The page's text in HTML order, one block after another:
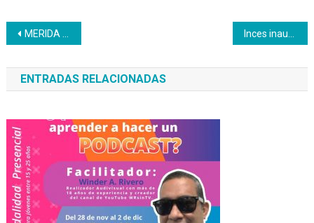
Navegación
de
entradas
MERIDA |CFS El Vigía repara aires acondicionados a través de la formación y capacitación
ENTRADAS RELACIONADAS